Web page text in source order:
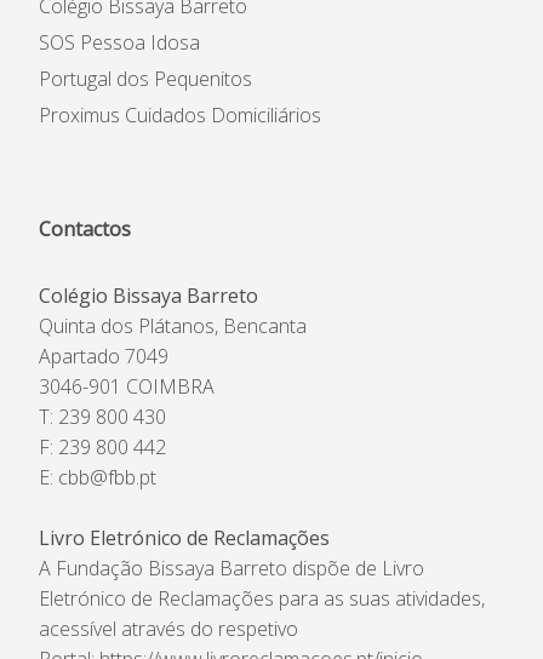
Colégio Bissaya Barreto
SOS Pessoa Idosa
Portugal dos Pequenitos
Proximus Cuidados Domiciliários
Contactos
Colégio Bissaya Barreto
Quinta dos Plátanos, Bencanta
Apartado 7049
3046-901 COIMBRA
T: 239 800 430
F: 239 800 442
E: cbb@fbb.pt
Livro Eletrónico de Reclamações
A Fundação Bissaya Barreto dispõe de Livro
Eletrónico de Reclamações para as suas atividades,
acessível através do respetivo